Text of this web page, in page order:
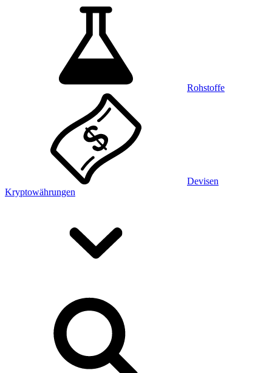
Rohstoffe
Devisen
Kryptowährungen